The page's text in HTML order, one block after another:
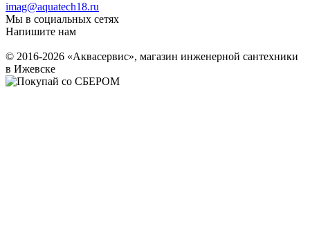
imag@aquatech18.ru
Мы в социальных сетях
Напишите нам
© 2016-2026 «Аквасервис», магазин инженерной сантехники
в Ижевске